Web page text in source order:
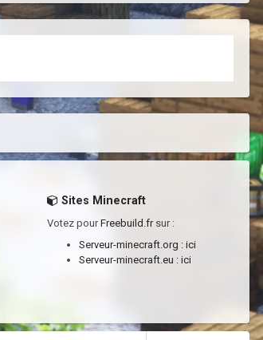
Sites Minecraft
Votez pourFreebuild.frsur :
Serveur-minecraft.org : ici
Serveur-minecraft.eu : ici